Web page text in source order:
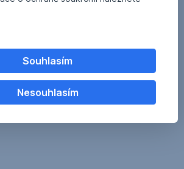
AM Org-Chart
Souhlasím
Nesouhlasím